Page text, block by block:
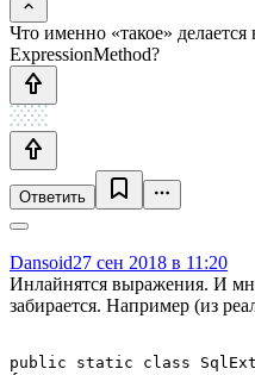
Что именно «такое» делается
ExpressionMethod?
Ответить
Dansoid27 сен 2018 в 11:20
Инлайнятся выражения. И
забирается. Например (из
public static class SqlExt